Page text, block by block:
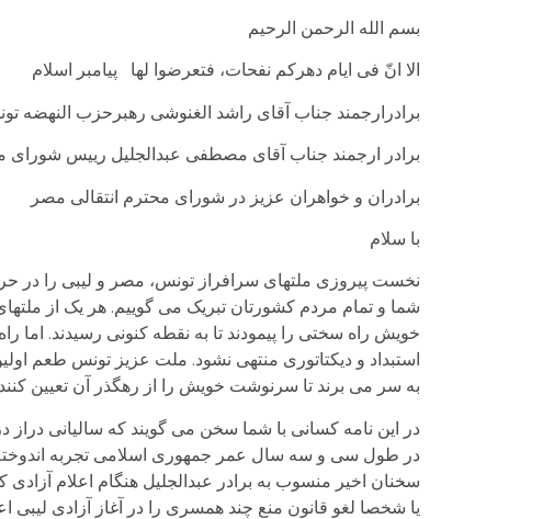
بسم الله الرحمن الرحیم
الا انّ فی ایام دهرکم نفحات، فتعرضوا لها پیامبر اسلام
برادرارجمند جناب آقای راشد الغنوشی رهبرحزب النهضه
برادر ارجمند جناب آقای مصطفی عبدالجلیل رییس شورای
برادران و خواهران عزیز در شورای محترم انتقالی مصر
با سلام
نخست پیروزی ملتهای سرافراز تونس، مصر و لیبی را در
شما و تمام مردم کشورتان تبریک می گوییم. هر یک از
خویش راه سختی را پیمودند تا به نقطه کنونی رسیدند.
استبداد و دیکتاتوری منتهی نشود. ملت عزیز تونس طعم
به سر می برند تا سرنوشت خویش را از رهگذر آن تعیین
در این نامه کسانی با شما سخن می گویند که سالیانی
در طول سی و سه سال عمر جمهوری اسلامی تجربه اندوخته و
سخنان اخیر منسوب به برادر عبدالجلیل هنگام اعلام
یا شخصا لغو قانون منع چند همسری را در آغاز آزادی